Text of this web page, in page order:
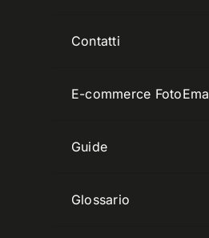
Contatti
E-commerce FotoEma
Guide
Glossario